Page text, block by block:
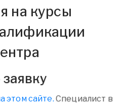
на курсы
этом сайте. Специалист в